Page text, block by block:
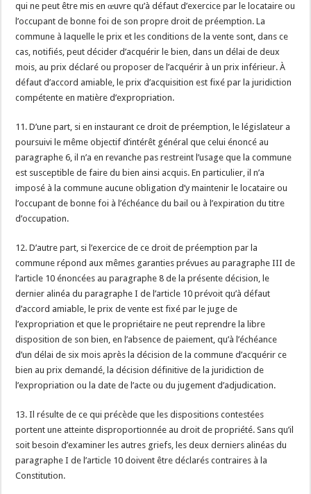
qui ne peut être mis en œuvre qu’à défaut d’exercice par le locataire ou
l’occupant de bonne foi de son propre droit de préemption. La
commune à laquelle le prix et les conditions de la vente sont, dans ce
cas, notifiés, peut décider d’acquérir le bien, dans un délai de deux
mois, au prix déclaré ou proposer de l’acquérir à un prix inférieur. À
défaut d’accord amiable, le prix d’acquisition est fixé par la juridiction
compétente en matière d’expropriation.
11. D’une part, si en instaurant ce droit de préemption, le législateur a
poursuivi le même objectif d’intérêt général que celui énoncé au
paragraphe 6, il n’a en revanche pas restreint l’usage que la commune
est susceptible de faire du bien ainsi acquis. En particulier, il n’a
imposé à la commune aucune obligation d’y maintenir le locataire ou
l’occupant de bonne foi à l’échéance du bail ou à l’expiration du titre
d’occupation.
12. D’autre part, si l’exercice de ce droit de préemption par la
commune répond aux mêmes garanties prévues au paragraphe III de
l’article 10 énoncées au paragraphe 8 de la présente décision, le
dernier alinéa du paragraphe I de l’article 10 prévoit qu’à défaut
d’accord amiable, le prix de vente est fixé par le juge de
l’expropriation et que le propriétaire ne peut reprendre la libre
disposition de son bien, en l’absence de paiement, qu’à l’échéance
d’un délai de six mois après la décision de la commune d’acquérir ce
bien au prix demandé, la décision définitive de la juridiction de
l’expropriation ou la date de l’acte ou du jugement d’adjudication.
13. Il résulte de ce qui précède que les dispositions contestées
portent une atteinte disproportionnée au droit de propriété. Sans qu’il
soit besoin d’examiner les autres griefs, les deux derniers alinéas du
paragraphe I de l’article 10 doivent être déclarés contraires à la
Constitution.